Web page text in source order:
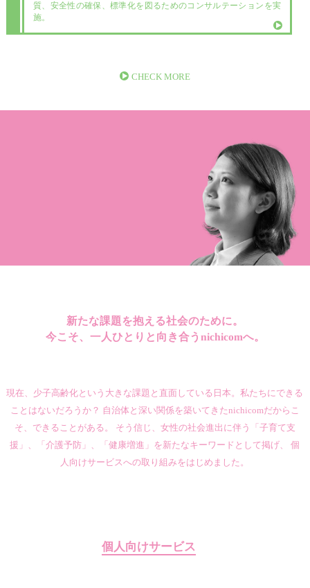
質、安全性の確保、標準化を図るためのコンサルテーションを実
施。
CHECK MORE
新たな課題を抱える社会のために。
今こそ、一人ひとりと 向き合うnichicomへ。
現在、少子高齢化という大きな課題と直面している日本。私たちにできる
ことはないだろうか？ 自治体と深い関係を築いてきたnichicomだからこ
そ、できることがある。 そう信じ、女性の社会進出に伴う「子育て支
援」、「介護予防」、「健康増進」を新たなキーワードとして掲げ、 個
人向けサービスへの取り組みをはじめました。
個人向けサービス